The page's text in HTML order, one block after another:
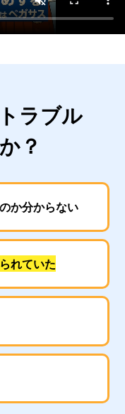
ラブル
？
か分からない
れていた